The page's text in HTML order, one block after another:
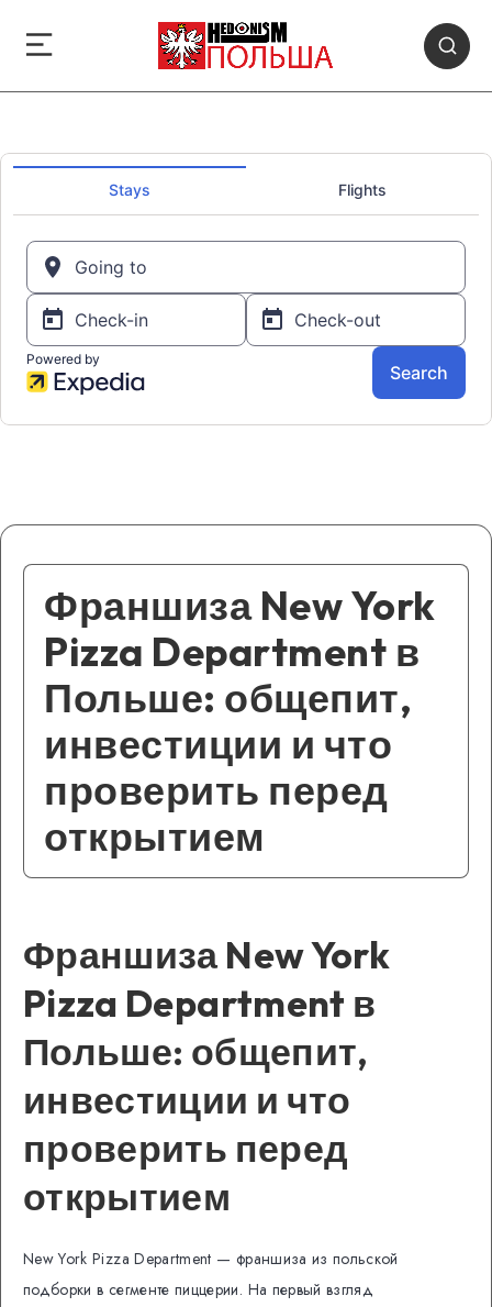
Франшиза New York
Pizza Department в
Польше: общепит,
инвестиции и что
проверить перед
открытием
Франшиза New York
Pizza Department в
Польше: общепит,
инвестиции и что
проверить перед
открытием
New York Pizza Department — франшиза из польской
подборки в сегменте пиццерии. На первый взгляд